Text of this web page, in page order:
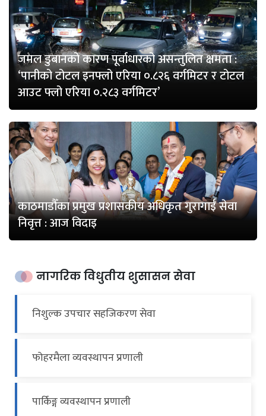
जमल डुबानको कारण पूर्वाधारको असन्तुलित क्षमता :
‘पानीको टोटल इनफ्लो एरिया ०.८२६ वर्गमिटर र टोटल
आउट फ्लो एरिया ०.२८३ वर्गमिटर’
काठमाडौँका प्रमुख प्रशासकीय अधिकृत गुरागाईँ सेवा
निवृत्त : आज विदाइ
नागरिक विधुतीय शुसासन सेवा
निशुल्क उपचार सहजिकरण सेवा
फोहरमैला व्यवस्थापन प्रणाली
पार्किङ्ग व्यवस्थापन प्रणाली